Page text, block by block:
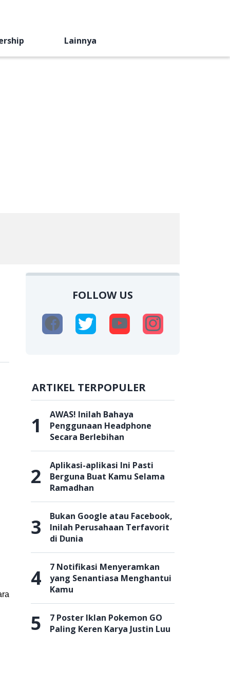
Lainnya
FOLLOW US
ARTIKEL TERPOPULER
1
AWAS! Inilah Bahaya
Penggunaan Headphone
Secara Berlebihan
2
Aplikasi-aplikasi Ini Pasti
Berguna Buat Kamu Selama
Ramadhan
3
Bukan Google atau Facebook,
Inilah Perusahaan Terfavorit
di Dunia
4
7 Notifikasi Menyeramkan
yang Senantiasa Menghantui
Kamu
5
7 Poster Iklan Pokemon GO
Paling Keren Karya Justin Luu